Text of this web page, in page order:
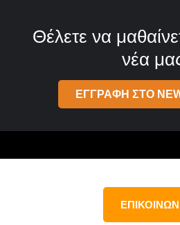
Θέλετε να
νέα
ΕΓΓΡΑΦΗ ΣΤΟ